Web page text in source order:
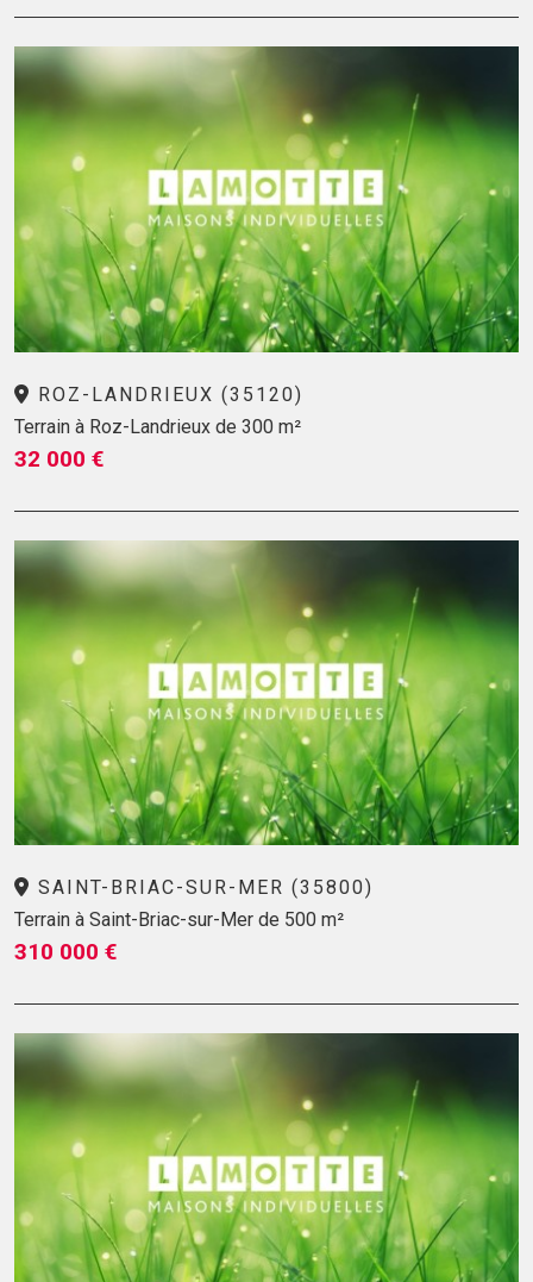
ROZ-LANDRIEUX (35120)
Terrain à Roz-Landrieux de 300 m²
32 000 €
SAINT-BRIAC-SUR-MER (35800)
Terrain à Saint-Briac-sur-Mer de 500 m²
310 000 €